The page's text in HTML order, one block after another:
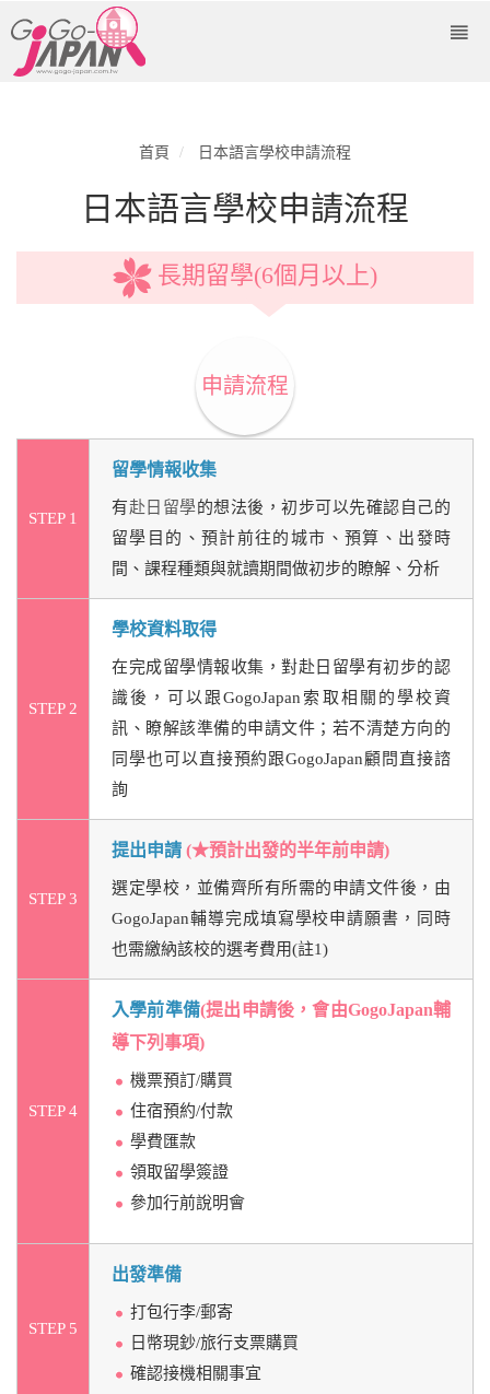
首頁 日本語言學校申請流程
日本語言學校申請流程
長期留學(6個月以上)
申請流程
STEP 1
留學情報收集
有赴日留學的想法後，初步可以先確認自己的
留學目的、預計前往的城市、預算、出發時
間、課程種類與就讀期間做初步的瞭解、分析
STEP 2
學校資料取得
在完成留學情報收集，對赴日留學有初步的認
識後，可以跟GogoJapan索取相關的學校資
訊、瞭解該準備的申請文件；若不清楚方向的
同學也可以直接預約跟GogoJapan顧問直接諮
詢
STEP 3
提出申請 (★預計出發的半年前申請)
選定學校，並備齊所有所需的申請文件後，由
GogoJapan輔導完成填寫學校申請願書，同時
也需繳納該校的選考費用(註1)
STEP 4
入學前準備(提出申請後，會由GogoJapan輔
導下列事項)
機票預訂/購買
住宿預約/付款
學費匯款
領取留學簽證
參加行前說明會
STEP 5
出發準備
打包行李/郵寄
日幣現鈔/旅行支票購買
確認接機相關事宜